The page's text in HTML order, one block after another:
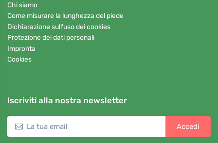
Chi siamo
Come misurare la lunghezza del piede
Dichiarazione sull'uso dei cookies
Protezione dei dati personali
Impronta
Cookies
Iscriviti alla nostra newsletter
Accedi